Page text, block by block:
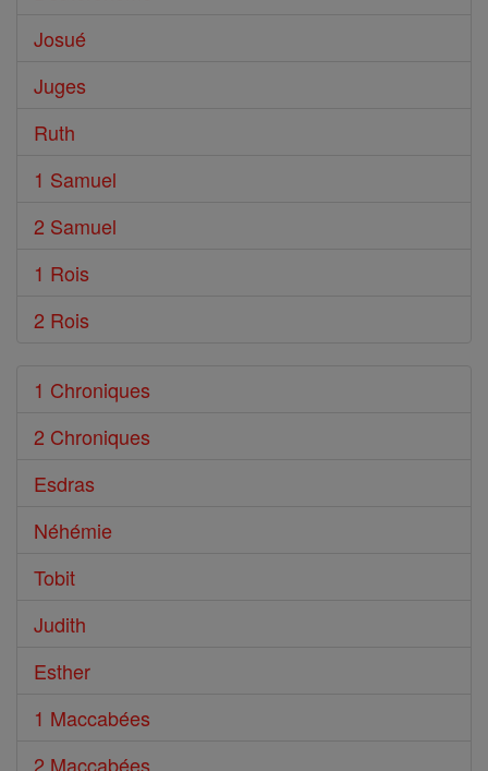
Josué
Juges
Ruth
1 Samuel
2 Samuel
1 Rois
2 Rois
1 Chroniques
2 Chroniques
Esdras
Néhémie
Tobit
Judith
Esther
1 Maccabées
2 Maccabées